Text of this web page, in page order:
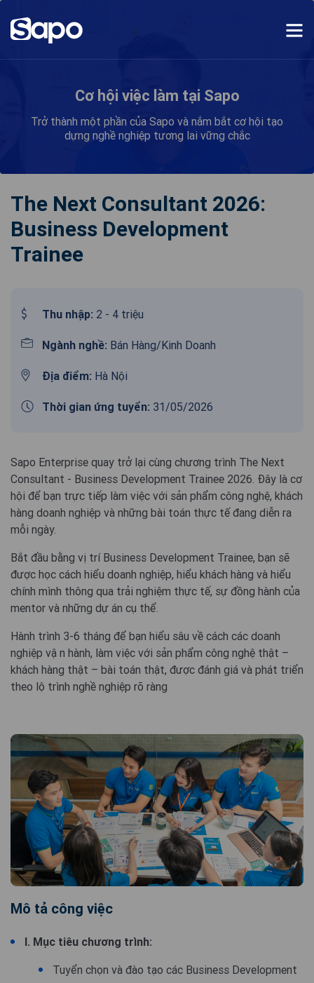
Cơ hội việc làm tại Sapo
Trở thành một phần của Sapo và nắm bắt cơ hội tạo
dựng nghề nghiệp tương lai vững chắc
The Next Consultant 2026:
Business Development
Trainee
Thu nhập: 2 - 4 triệu
Ngành nghề: Bán Hàng/Kinh Doanh
Địa điểm: Hà Nội
Thời gian ứng tuyển: 31/05/2026
Sapo Enterprise quay trở lại cùng chương trình The Next
Consultant - Business Development Trainee 2026. Đây là cơ
hội để bạn trực tiếp làm việc với sản phẩm công nghệ, khách
hàng doanh nghiệp và những bài toán thực tế đang diễn ra
mỗi ngày.
Bắt đầu bằng vị trí Business Development Trainee, bạn sẽ
được học cách hiểu doanh nghiệp, hiểu khách hàng và hiểu
chính mình thông qua trải nghiệm thực tế, sự đồng hành của
mentor và những dự án cụ thể.
Hành trình 3-6 tháng để bạn hiểu sâu về cách các doanh
nghiệp vận hành, làm việc với sản phẩm công nghệ thật –
khách hàng thật – bài toán thật, được đánh giá và phát triển
theo lộ trình nghề nghiệp rõ ràng
Mô tả công việc
I. Mục tiêu chương trình:
Tuyển chọn và đào tạo các Business Development